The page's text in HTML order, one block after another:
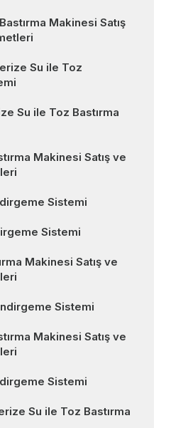
Makinesi Satış
Su ile Toz
Su ile Toz Bastırma
Makinesi Satış ve
Sistemi
Sistemi
Makinesi Satış ve
Sistemi
Makinesi Satış ve
Sistemi
Su ile Toz Bastırma